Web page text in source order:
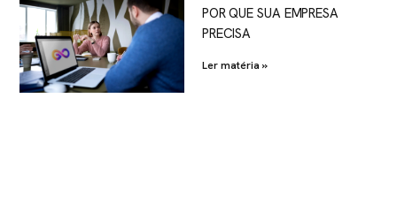
POR QUE SUA EMPRESA
PRECISA
Ler matéria »